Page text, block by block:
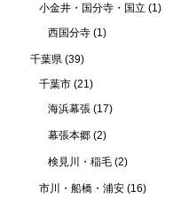
小金井・国分寺・国立 (1)
西国分寺 (1)
千葉県 (39)
千葉市 (21)
海浜幕張 (17)
幕張本郷 (2)
検見川・稲毛 (2)
市川・船橋・浦安 (16)